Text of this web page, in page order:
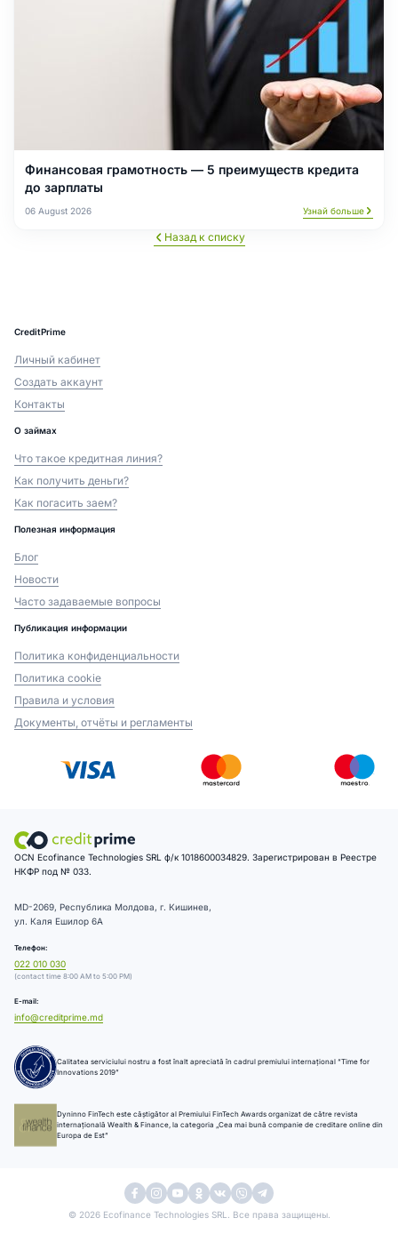
Финансовая грамотность — 5 преимуществ кредита
до зарплаты
06 August 2026 Узнай больше
Назад к списку
CreditPrime
Личный кабинет
Создать аккаунт
Контакты
О займах
Что такое кредитная линия?
Как получить деньги?
Как погасить заем?
Полезная информация
Блог
Новости
Часто задаваемые вопросы
Публикация информации
Политика конфиденциальности
Политика cookie
Правила и условия
Документы, отчёты и регламенты
OCN Ecofinance Technologies SRL ф/к 1018600034829. Зарегистрирован в Реестре
НКФР под № 033.
MD-2069, Республика Молдова, г. Кишинев,
ул. Каля Ешилор 6А
Телефон:
022 010 030
(contact time 8:00 AM to 5:00 PM)
E-mail:
info@creditprime.md
Calitatea serviciului nostru a fost înalt apreciată în cadrul premiului internațional “Time for
Innovations 2019”
Dyninno FinTech este câștigător al Premiului FinTech Awards organizat de către revista
internațională Wealth & Finance, la categoria „Cea mai bună companie de creditare online din
Europa de Est”
© 2026 Ecofinance Technologies SRL. Все права защищены.